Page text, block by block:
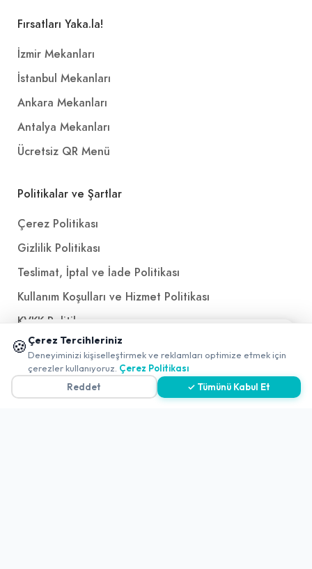
Fırsatları Yaka.la!
İzmir Mekanları
İstanbul Mekanları
Ankara Mekanları
Antalya Mekanları
Ücretsiz QR Menü
Politikalar ve Şartlar
Çerez Politikası
Gizlilik Politikası
Teslimat, İptal ve İade Politikası
Kullanım Koşulları ve Hizmet Politikası
KVKK Politikası
Kişisel Verileri Aydınlatma Metni
Referanslarımız
🍪 Çerez Tercihleriniz
Deneyiminizi kişiselleştirmek ve reklamları optimize etmek için
çerezler kullanıyoruz. Çerez Politikası
Reddet
✓ Tümünü Kabul Et
📱 Mobil uygulamamızı keşfedin!
✖